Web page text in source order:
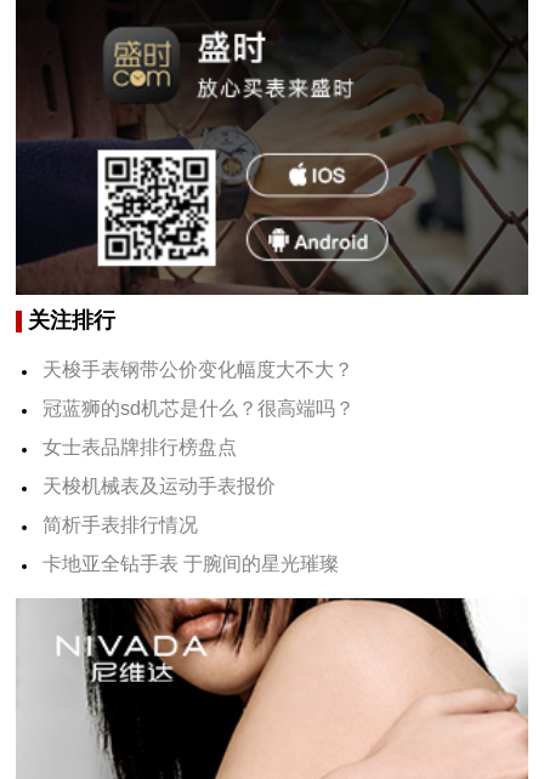
关注排行
天梭手表钢带公价变化幅度大不大？
冠蓝狮的sd机芯是什么？很高端吗？
女士表品牌排行榜盘点
天梭机械表及运动手表报价
简析手表排行情况
卡地亚全钻手表 于腕间的星光璀璨